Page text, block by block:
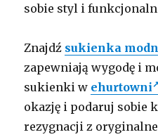
sobie styl i
Znajdź sukienka
zapewniają wygodę i
sukienki w ehurtowni
okazję i podaruj sobie
rezygnacji z